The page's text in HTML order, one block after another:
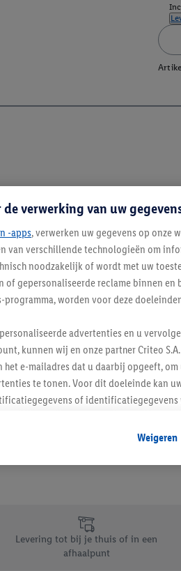
Blijf op
Schrijf je in
Levering tot bij je thuis of in een
afhaalpunt
verwerking van uw
-apps, verwerken uw gegevens op onze
van verschillende technologieën om
noodzakelijk of wordt met uw
gepersonaliseerde reclame binnen en
worden voor deze
advertenties en u
kunnen wij en onze partner Criteo
e-mailadres dat u daarbij opgeeft,
te tonen. Voor dit doeleinde kan
of identificatiegegevens
in het kader van retargeting,
het product in de webshop aan uw
en verschillende Lidl-diensten
toestaan en meer informatie
het gebruik van de noodzakelijke
verwerkingen voor alle
Weigeren